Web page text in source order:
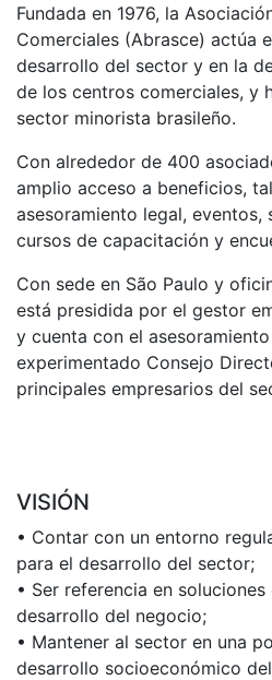
Fundada en 1976, la
Comerciales (Abrasce) actúa
desarrollo del sector y en la
de los centros comerciales, y
sector minorista brasileño.
Con alrededor de 400
amplio acceso a beneficios,
asesoramiento legal, eventos,
cursos de capacitación y
Con sede en São Paulo y
está presidida por el gestor
y cuenta con el
experimentado Consejo
principales empresarios del
VISIÓN
• Contar con un entorno
para el desarrollo del sector;
• Ser referencia en
desarrollo del negocio;
• Mantener al sector en una
desarrollo socioeconómico